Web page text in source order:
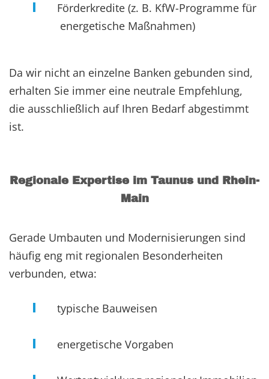
Förderkredite (z. B. KfW-Programme für
energetische Maßnahmen)
Da wir nicht an einzelne Banken gebunden sind,
erhalten Sie immer eine neutrale Empfehlung,
die ausschließlich auf Ihren Bedarf abgestimmt
ist.
Regionale Expertise im Taunus und Rhein-
Main
Gerade Umbauten und Modernisierungen sind
häufig eng mit regionalen Besonderheiten
verbunden, etwa:
typische Bauweisen
energetische Vorgaben